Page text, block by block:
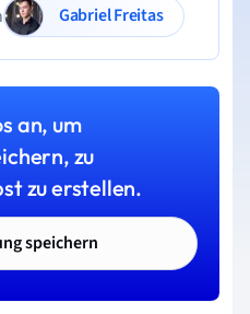
Gabriel Freitas
an, um
zu
zu erstellen.
speichern